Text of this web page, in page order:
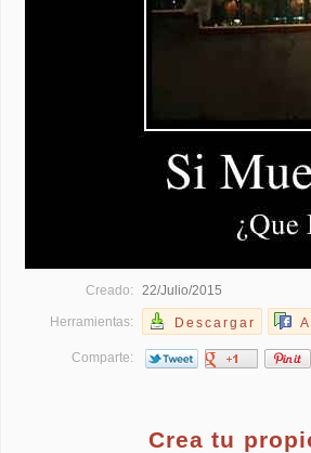
Creado: 22/Julio/2015
Herramientas: Descargar
Comparte:
Crea tu